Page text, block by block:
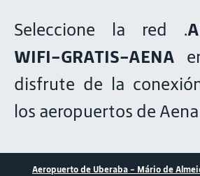
Seleccione la red .
WIFI-GRATIS-AENA
disfrute de la
los aeropuertos de
Aeropuerto de Uberaba – Mário de